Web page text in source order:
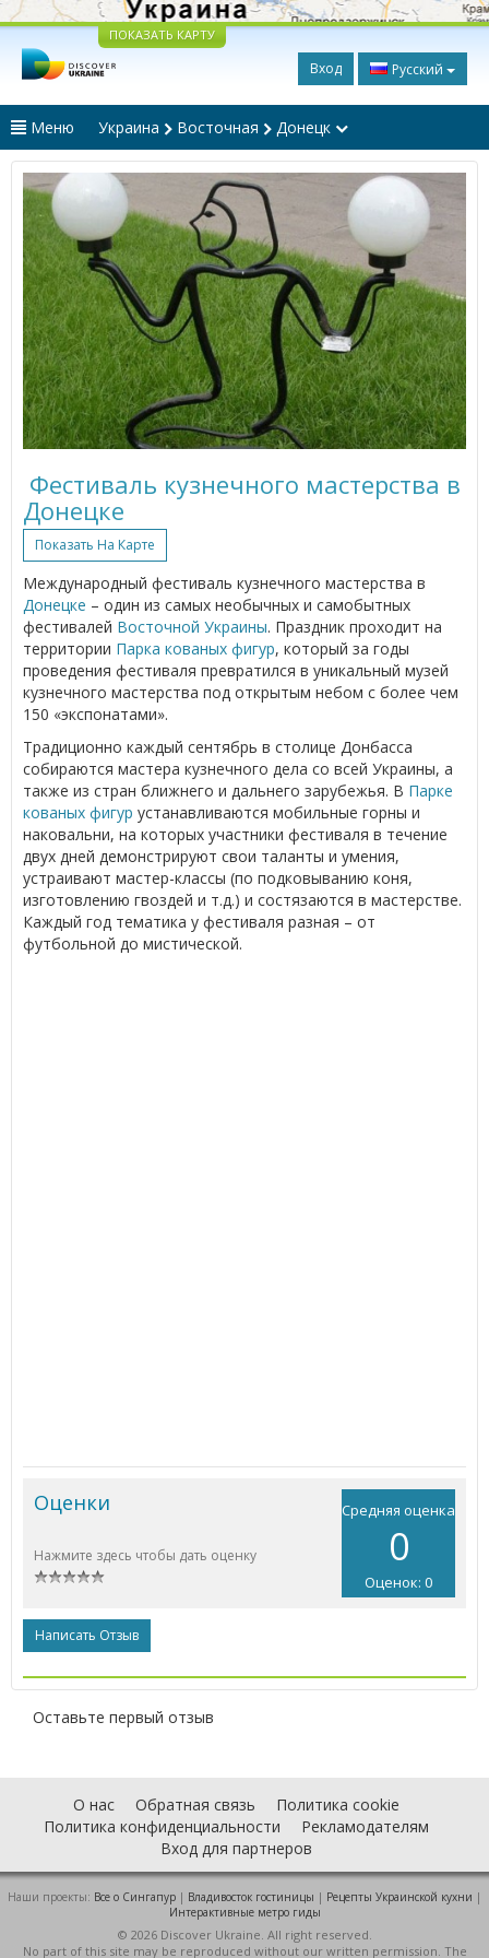
ПОКАЗАТЬ КАРТУ
Вход Русский
Меню Украина Восточная Донецк
Фестиваль кузнечного мастерства в
Донецке
Показать На Карте
Международный фестиваль кузнечного мастерства в
Донецке – один из самых необычных и самобытных
фестивалей Восточной Украины. Праздник проходит на
территории Парка кованых фигур, который за годы
проведения фестиваля превратился в уникальный музей
кузнечного мастерства под открытым небом с более чем
150 «экспонатами».
Традиционно каждый сентябрь в столице Донбасса
собираются мастера кузнечного дела со всей Украины, а
также из стран ближнего и дальнего зарубежья. В Парке
кованых фигур устанавливаются мобильные горны и
наковальни, на которых участники фестиваля в течение
двух дней демонстрируют свои таланты и умения,
устраивают мастер-классы (по подковыванию коня,
изготовлению гвоздей и т.д.) и состязаются в мастерстве.
Каждый год тематика у фестиваля разная – от
футбольной до мистической.
Средняя оценка
0
Оценок: 0
Оценки
Нажмите здесь чтобы дать оценку
Написать Отзыв
Оставьте первый отзыв
О нас Обратная связь
Политика cookie
Политика конфиденциальности
Рекламодателям
Вход для партнеров
Наши проекты: Все о Cингапур | Владивосток гостиницы | Рецепты Украинской кухни |
Интерактивные метро гиды
© 2026 Discover Ukraine. All right reserved.
No part of this site may be reproduced without our written permission. The